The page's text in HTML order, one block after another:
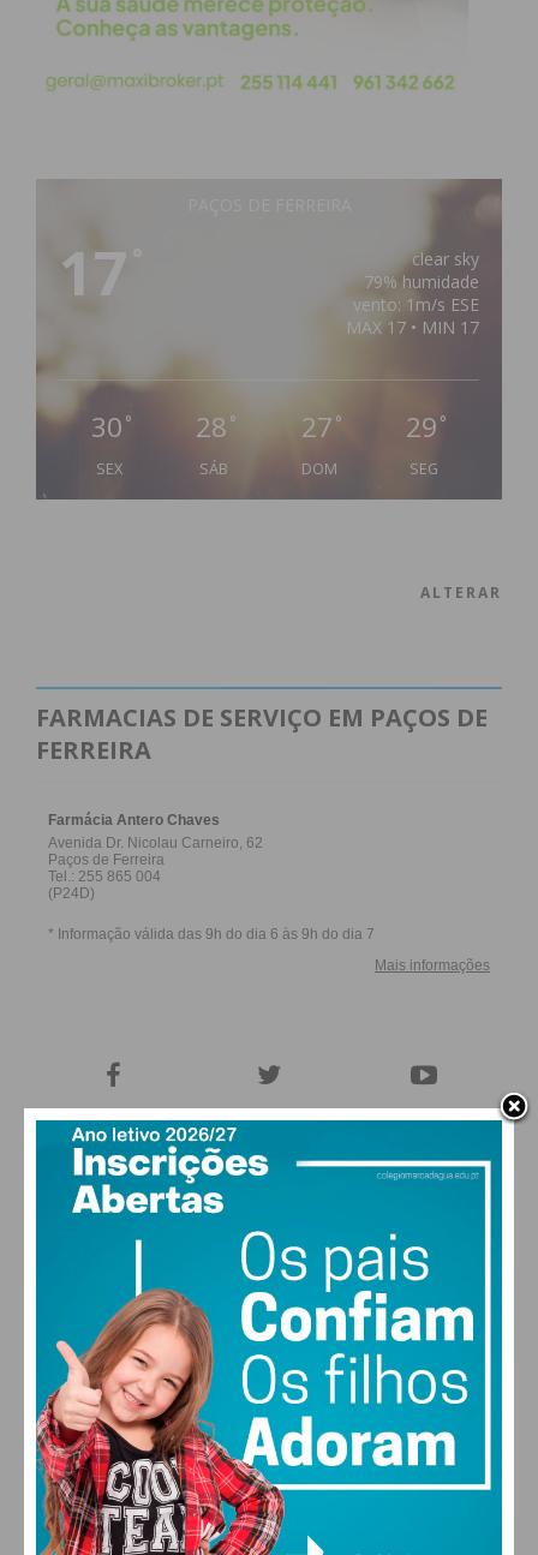
17
clear sky
79% humidade
vento: 1m/s ESE
MAX 17 • MIN 17
30 °
SEX
28 °
SÁB
27 °
DOM
29 °
SEG
ALTERAR
FARMACIAS DE SERVIÇO EM PAÇOS DE
FERREIRA
27,0k
Fans
0 1,2k
577
Readers
MAIS POPULARES